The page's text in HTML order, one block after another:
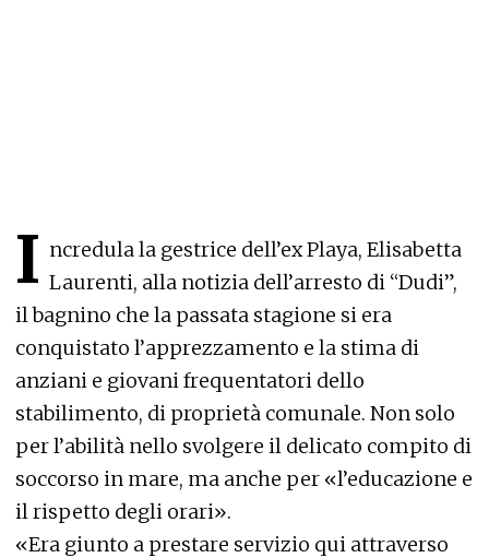
I ncredula la gestrice dell’ex Playa, Elisabetta
Laurenti, alla notizia dell’arresto di “Dudi”,
il bagnino che la passata stagione si era
conquistato l’apprezzamento e la stima di
anziani e giovani frequentatori dello
stabilimento, di proprietà comunale. Non solo
per l’abilità nello svolgere il delicato compito di
soccorso in mare, ma anche per «l’educazione e
il rispetto degli orari».
«Era giunto a prestare servizio qui attraverso